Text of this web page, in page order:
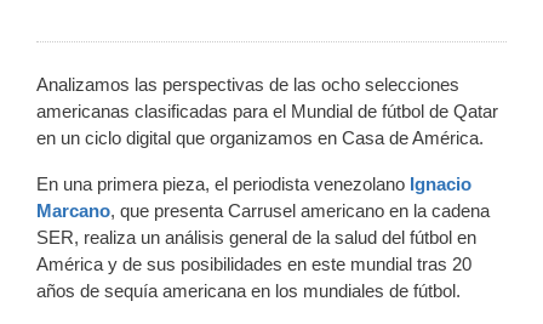
Analizamos las perspectivas de las ocho selecciones
americanas clasificadas para el Mundial de fútbol de Qatar
en un ciclo digital que organizamos en Casa de América.
En una primera pieza, el periodista venezolano Ignacio
Marcano, que presenta Carrusel americano en la cadena
SER, realiza un análisis general de la salud del fútbol en
América y de sus posibilidades en este mundial tras 20
años de sequía americana en los mundiales de fútbol.